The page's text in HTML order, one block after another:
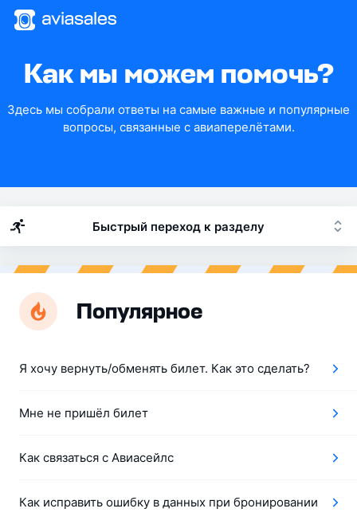
Как мы можем помочь?
Здесь мы собрали ответы на самые важные и популярные
вопросы, связанные с авиаперелётами.
Быстрый переход к разделу
Популярное
Я хочу вернуть/обменять билет. Как это сделать?
Мне не пришёл билет
Как связаться с Авиасейлс
Как исправить ошибку в данных при бронировании